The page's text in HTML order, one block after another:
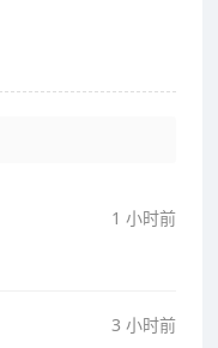
1 小时前
3 小时前